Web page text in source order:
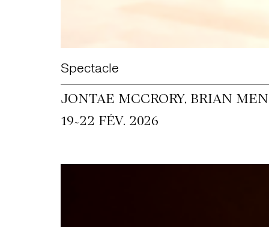
Spectacle
JONTAE MCCRORY, BRIAN
19~22 FÉV. 2026